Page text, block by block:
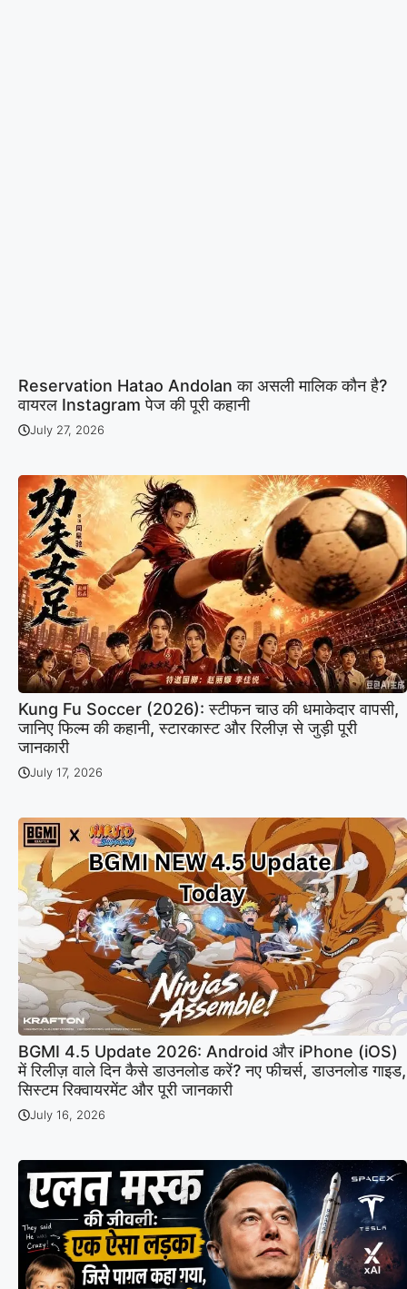
Reservation Hatao Andolan का असली मालिक कौन है?
वायरल Instagram पेज की पूरी कहानी
July 27, 2026
Kung Fu Soccer (2026): स्टीफन चाउ की धमाकेदार वापसी,
जानिए फिल्म की कहानी, स्टारकास्ट और रिलीज़ से जुड़ी पूरी
जानकारी
July 17, 2026
BGMI 4.5 Update 2026: Android और iPhone (iOS)
में रिलीज़ वाले दिन कैसे डाउनलोड करें? नए फीचर्स, डाउनलोड गाइड,
सिस्टम रिक्वायरमेंट और पूरी जानकारी
July 16, 2026